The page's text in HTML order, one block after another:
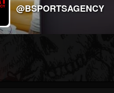
@BSPORTSAGENCY